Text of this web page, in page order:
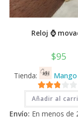
Reloj ⌚
$95
Tienda:
2.71
de 5
Añadir al
Envío: En menos de